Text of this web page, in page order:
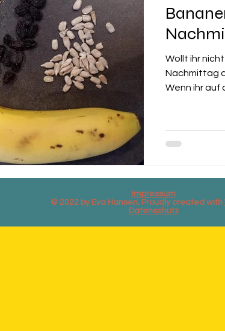
Wollt ihr
Nachmittag
Wenn ihr auf
Impressum
© 2022 by Eva Hansen. Proudly created with
Datenschutz